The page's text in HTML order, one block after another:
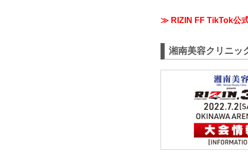
≫ RIZIN FF TikTok公
湘南美容クリニッ